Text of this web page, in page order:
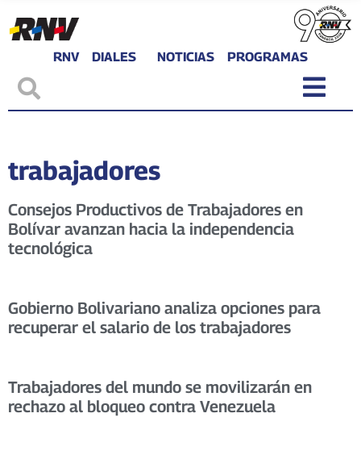
RNV DIALES NOTICIAS PROGRAMAS
trabajadores
Consejos Productivos de Trabajadores en
Bolívar avanzan hacia la independencia
tecnológica
Gobierno Bolivariano analiza opciones para
recuperar el salario de los trabajadores
Trabajadores del mundo se movilizarán en
rechazo al bloqueo contra Venezuela